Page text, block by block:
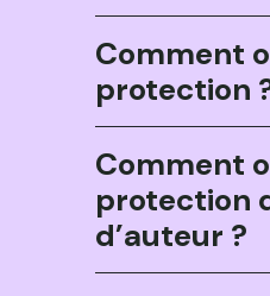
Comment
protection
Comment
protection
d’auteur ?